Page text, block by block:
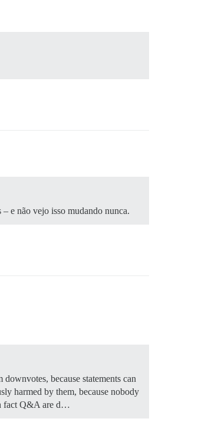
e não vejo isso mudando nunca.
because statements can
harmed by them, because nobody
fact Q&A are d…